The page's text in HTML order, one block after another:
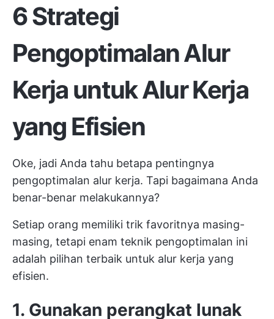
6 Strategi
Pengoptimalan Alur
Kerja untuk Alur Kerja
yang Efisien
Oke, jadi Anda tahu betapa pentingnya
pengoptimalan alur kerja. Tapi bagaimana Anda
benar-benar melakukannya?
Setiap orang memiliki trik favoritnya masing-
masing, tetapi enam teknik pengoptimalan ini
adalah pilihan terbaik untuk alur kerja yang
efisien.
1. Gunakan perangkat lunak